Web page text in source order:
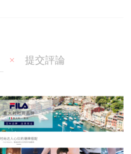
提交評論